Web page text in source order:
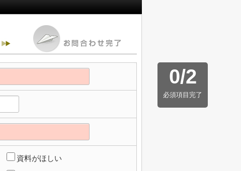
0/2
必須項目完了
資料がほしい